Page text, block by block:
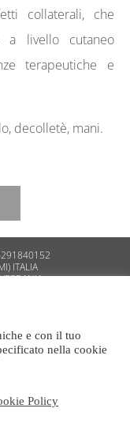
collaterali, che
a livello cutaneo
terapeutiche e
decolletè, mani.
ITALIA
e con il tuo
nella cookie
Policy